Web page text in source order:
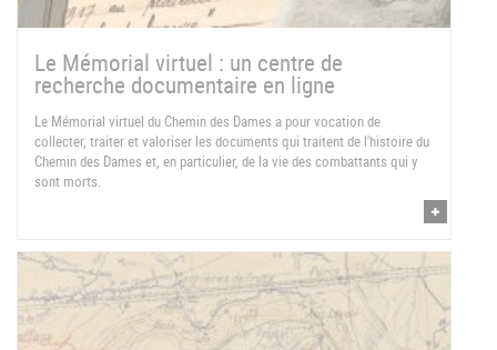
Le Mémorial virtuel : un centre de
recherche documentaire en ligne
Le Mémorial virtuel du Chemin des Dames a pour vocation de
collecter, traiter et valoriser les documents qui traitent de l'histoire du
Chemin des Dames et, en particulier, de la vie des combattants qui y
sont morts.